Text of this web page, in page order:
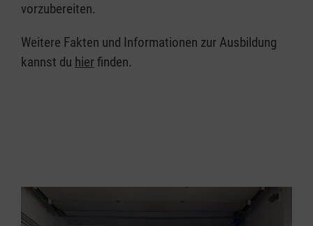
vorzubereiten.
Weitere Fakten und Informationen zur Ausbildung
kannst du hier finden.